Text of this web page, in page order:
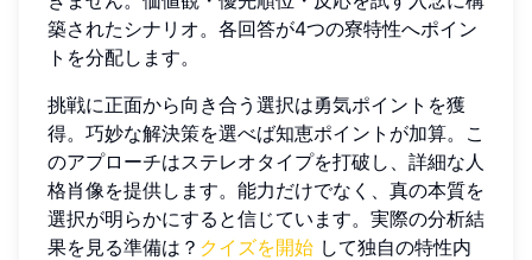
築されたシナリオ。各回答が4つの寮特性へポイン
トを分配します。
挑戦に正面から向き合う選択は勇気ポイントを獲
得。巧妙な解決策を選べば知恵ポイントが加算。こ
のアプローチはステレオタイプを打破し、詳細な人
格肖像を提供します。能力だけでなく、真の本質を
選択が明らかにすると信じています。実際の分析結
果を見る準備は？ クイズを開始 して独自の特性内